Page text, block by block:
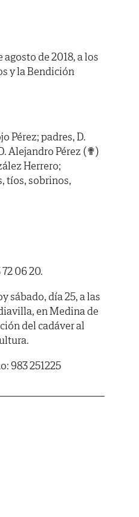
de 2018, a los
y la Bendición
Pérez; padres, D.
Alejandro Pérez (✟)
Herrero;
tíos, sobrinos,
06 20.
sábado, día 25, a las
en Medina de
del cadáver al
983 251225